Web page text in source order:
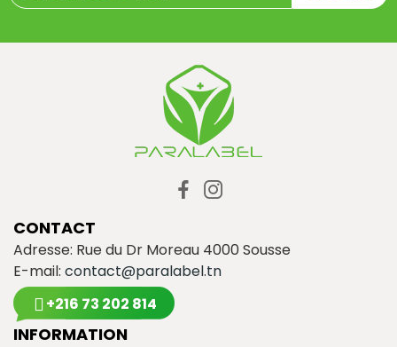
CONTACT
Adresse: Rue du Dr Moreau 4000 Sousse
E-mail: contact@paralabel.tn
+216 73 202 814
INFORMATION